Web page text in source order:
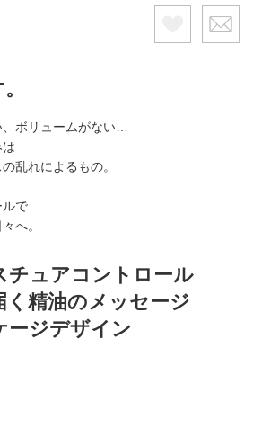
ボリュームがない…
乱れによるもの。
ルで
へ。
ュアコントロール
精油のメッセージ
ジデザイン